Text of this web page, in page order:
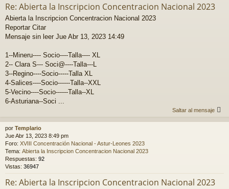
Re: Abierta la Inscripcion Concentracion Nacional 2023
Abierta la Inscripcion Concentracion Nacional 2023
Reportar Citar
Mensaje sin leer Jue Abr 13, 2023 14:49
1--Mineru---- Socio----Talla---- XL
2-- Clara S--- Soci@----Talla---L
3--Regino----Socio-----Talla XL
4-Salices----Socio------Talla--XXL
5-Vecino----Socio------Talla--XL
6-Asturiana--Soci ...
Saltar al mensaje
por Templario
Jue Abr 13, 2023 8:49 pm
Foro: XVIII Concentración Nacional - Astur-Leones 2023
Tema: Abierta la Inscripcion Concentracion Nacional 2023
Respuestas: 92
Vistas: 36947
Re: Abierta la Inscripcion Concentracion Nacional 2023